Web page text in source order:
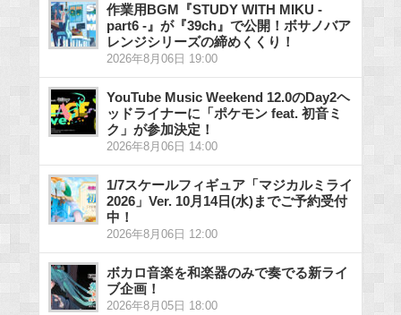
作業用BGM『STUDY WITH MIKU -
part6 -』が『39ch』で公開！ボサノバア
レンジシリーズの締めくくり！
2026年8月06日 19:00
YouTube Music Weekend 12.0のDay2ヘ
ッドライナーに「ポケモン feat. 初音ミ
ク」が参加決定！
2026年8月06日 14:00
1/7スケールフィギュア「マジカルミライ
2026」Ver. 10月14日(水)までご予約受付
中！
2026年8月06日 12:00
ボカロ音楽を和楽器のみで奏でる新ライ
ブ企画！
2026年8月05日 18:00